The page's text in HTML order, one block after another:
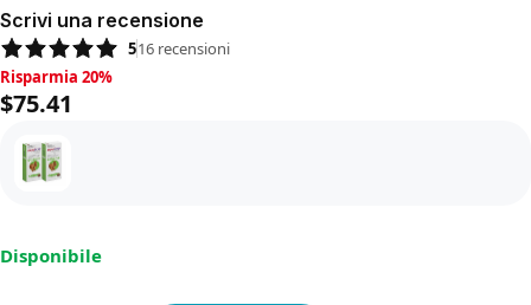
Scrivi una recensione
516 recensioni
Risparmia 20%, $75.41
Risparmia 20%
$75.41
Disponibile